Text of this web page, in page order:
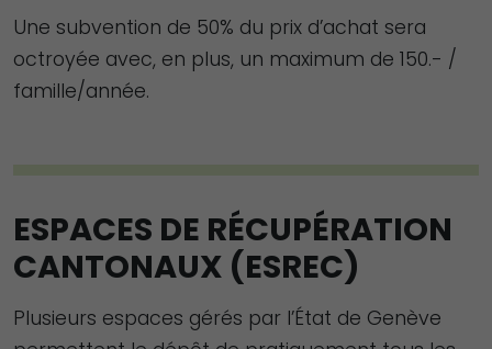
Une subvention de 50% du prix d’achat sera
octroyée avec, en plus, un maximum de 150.- /
famille/année.
ESPACES DE RÉCUPÉRATION
CANTONAUX (ESREC)
Plusieurs espaces gérés par l’État de Genève
Marketing
votre intérêt et
site, vous
augmentez les
chances de
voir du
contenu et des